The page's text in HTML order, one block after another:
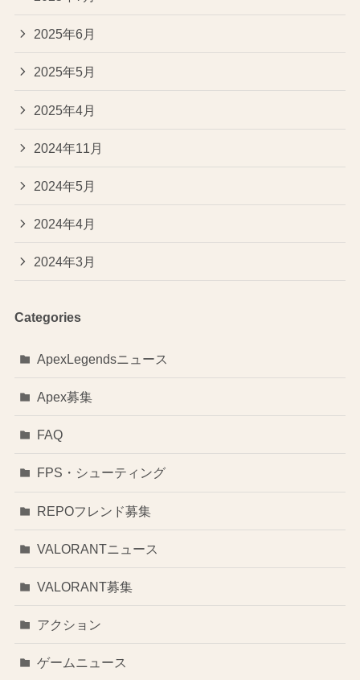
2025年6月
2025年5月
2025年4月
2024年11月
2024年5月
2024年4月
2024年3月
Categories
ApexLegendsニュース
Apex募集
FAQ
FPS・シューティング
REPOフレンド募集
VALORANTニュース
VALORANT募集
アクション
ゲームニュース